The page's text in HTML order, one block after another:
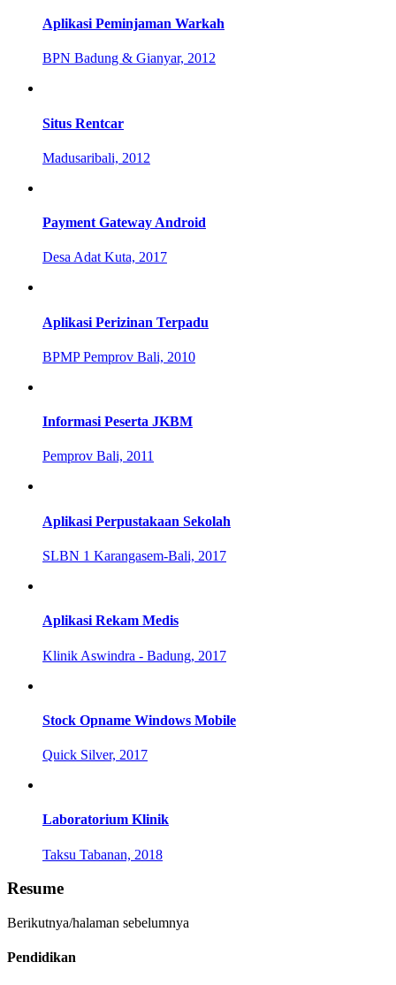
Aplikasi Peminjaman Warkah
BPN Badung & Gianyar, 2012
Situs Rentcar
Madusaribali, 2012
Payment Gateway Android
Desa Adat Kuta, 2017
Aplikasi Perizinan Terpadu
BPMP Pemprov Bali, 2010
Informasi Peserta JKBM
Pemprov Bali, 2011
Aplikasi Perpustakaan Sekolah
SLBN 1 Karangasem-Bali, 2017
Aplikasi Rekam Medis
Klinik Aswindra - Badung, 2017
Stock Opname Windows Mobile
Quick Silver, 2017
Laboratorium Klinik
Taksu Tabanan, 2018
Resume
Berikutnya/halaman sebelumnya
Pendidikan